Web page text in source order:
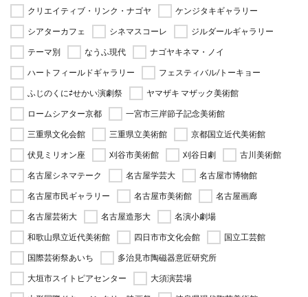
クリエイティブ・リンク・ナゴヤ
ケンジタキギャラリー
シアターカフェ
シネマスコーレ
ジルダールギャラリー
テーマ別
なうふ現代
ナゴヤキネマ・ノイ
ハートフィールドギャラリー
フェスティバル/トーキョー
ふじのくに⇄せかい演劇祭
ヤマザキ マザック美術館
ロームシアター京都
一宮市三岸節子記念美術館
三重県文化会館
三重県立美術館
京都国立近代美術館
伏見ミリオン座
刈谷市美術館 刈谷日劇
古川美術館
名古屋シネマテーク
名古屋学芸大
名古屋市博物館
名古屋市民ギャラリー
名古屋市美術館
名古屋画廊
名古屋芸術大
名古屋造形大
名演小劇場
和歌山県立近代美術館
四日市市文化会館
国立工芸館
国際芸術祭あいち
多治見市陶磁器意匠研究所
大垣市スイトピアセンター
大須演芸場